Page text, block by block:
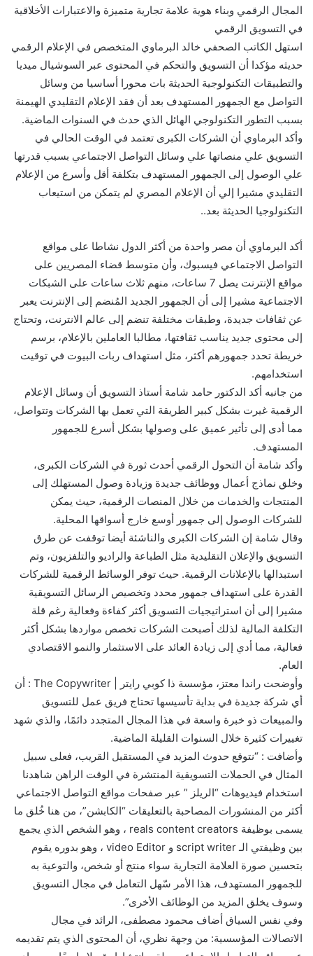
المجال الرقمي وبناء هوية علامة تجارية متميزة والاعتبارات الأخلاقية
في التسويق الرقمي
استهل الكاتب الصحفي خالد البرماوي المتخصص في الإعلام الرقمي
حديثه مؤكدا أن التسويق والتحكم في المحتوى عبر السوشيال ميديا
والتطبيقات التكنولوجية الحديثة بات محورا أساسيا من وسائل
التواصل مع الجمهور المستهدف بعد أن فقد الإعلام التقليدي الهيمنة
بسبب التطور التكنولوجي الهائل الذي حدث في السنوات الماضية.
وأكد البرماوي أن الشركات الكبرى تعتمد في الوقت الحالي في
التسويق علي منصاتها علي وسائل التواصل الاجتماعي بسبب قدرتها
علي الوصول إلى الجمهور المستهدف بتكلفة أقل وأسرع من الإعلام
التقليدي مشيرا إلي أن الإعلام المصري لم يتمكن من استيعاب
التكنولوجيا الحديثة بعد..
أكد البرماوي أن مصر واحدة من أكثر الدول نشاطا على مواقع
التواصل الاجتماعي فيسبوك، وأن متوسط قضاء المصريين على
مواقع الإنترنت يصل 7 ساعات، منهم ثلاث ساعات على الشبكات
الاجتماعية مشيرا إلى أن الجمهور الجديد المُنضم إلى الإنترنت يعبر
عن ثقافات جديدة، وطبقات مختلفة تنضم إلى عالم الانترنت، وتحتاج
إلى محتوى جديد يناسب ثقافتها، مطالبا العاملين بالإعلام، برسم
خريطة تحدد جمهورهم أكثر، مثل استهداف ربات البيوت في توقيت
استخدامهم.
من جانبه أكد الدكتور حامد شامة أستاذ التسويق أن وسائل الإعلام
الرقمية غيرت بشكل كبير الطريقة التي تعمل بها الشركات وتتواصل،
مما أدى إلى تأثير عميق على وصولها بشكل أسرع للجمهور
المستهدف.
وأكد شامة أن التحول الرقمي أحدث ثورة في الشركات الكبرى،
وخلق نماذج أعمال ووظائف جديدة وزيادة وصول المستهلك إلى
المنتجات والخدمات من خلال المنصات الرقمية، حيث يمكن
للشركات الوصول إلى جمهور أوسع خارج أسواقها المحلية.
وقال شامة إن الشركات الكبرى والناشئة أيضا توقفت عن طرق
التسويق والإعلان التقليدية مثل الطباعة والراديو والتلفزيون، وتم
استبدالها بالإعلانات الرقمية. حيث توفر الوسائط الرقمية للشركات
القدرة على استهداف جمهور محدد وتخصيص الرسائل التسويقية
مشيرا إلى أن استراتيجيات التسويق أكثر كفاءة وفعالية رغم قلة
التكلفة المالية لذلك أصبحت الشركات تخصص مواردها بشكل أكثر
فعالية، مما أدي إلى زيادة العائد على الاستثمار والنمو الاقتصادي
العام.
وأوضحت راندا معتز، مؤسسة ذا كوبي رايتر | The Copywriter : أن
أي شركة جديدة في بداية تأسيسها تحتاج فريق عمل للتسويق
والمبيعات ذو خبرة واسعة في هذا المجال المتجدد دائمًا، والذي شهد
تغييرات كثيرة خلال السنوات القليلة الماضية.
وأضافت : “نتوقع حدوث المزيد في المستقبل القريب، فعلى سبيل
المثال في الحملات التسويقية المنتشرة في الوقت الراهن شاهدنا
استخدام فيديوهات “الريلز ” عبر صفحات مواقع التواصل الاجتماعي
أكثر من المنشورات المصاحبة بالتعليقات “الكابشن”، من هنا خُلق ما
يسمى بوظيفة reals content creators ، وهو الشخص الذي يجمع
بين وظيفتي الـ script writer و video Editor ، وهو بدوره يقوم
بتحسين صورة العلامة التجارية سواء منتج أو شخص، والتوعية به
للجمهور المستهدف، هذا الأمر سّهل التعامل في مجال التسويق
وسوف يخلق المزيد من الوظائف الأخرى”.
وفي نفس السياق أضاف محمود مصطفى، الرائد في مجال
الاتصالات المؤسسية: من وجهة نظري، أن المحتوى الذي يتم تقديمه